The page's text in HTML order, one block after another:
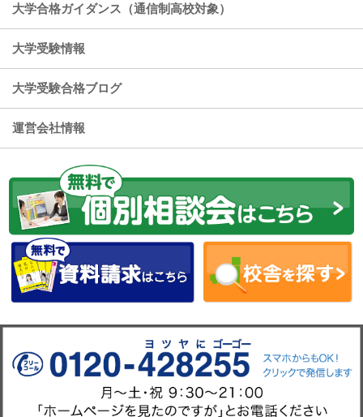
大学合格ガイダンス（通信制高校対象）
大学受験情報
大学受験合格ブログ
運営会社情報